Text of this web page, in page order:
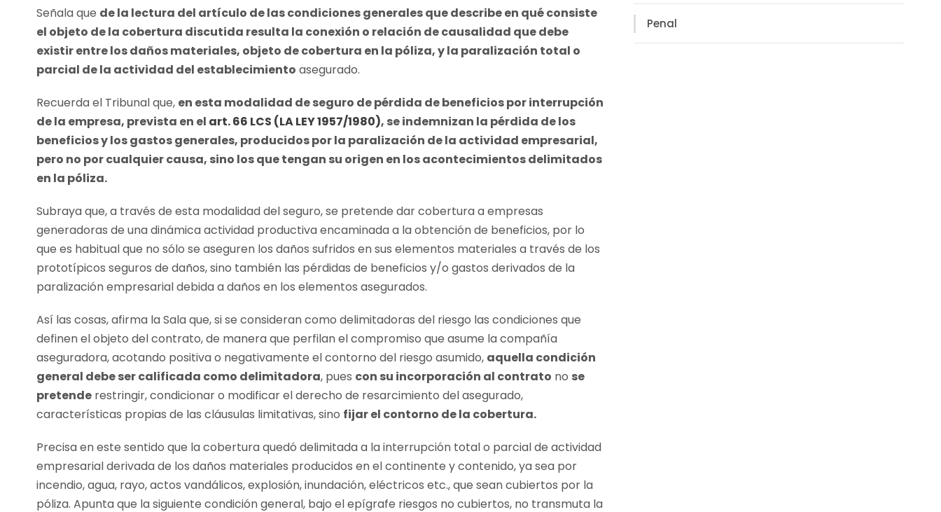
Señala que de la lectura del artículo de las condiciones generales que describe en qué consiste
el objeto de la cobertura discutida resulta la conexión o relación de causalidad que debe
existir entre los daños materiales, objeto de cobertura en la póliza, y la paralización total o
parcial de la actividad del establecimiento asegurado.
Recuerda el Tribunal que, en esta modalidad de seguro de pérdida de beneficios por interrupción
de la empresa, prevista en el art. 66 LCS (LA LEY 1957/1980), se indemnizan la pérdida de los
beneficios y los gastos generales, producidos por la paralización de la actividad empresarial,
pero no por cualquier causa, sino los que tengan su origen en los acontecimientos delimitados
en la póliza.
Subraya que, a través de esta modalidad del seguro, se pretende dar cobertura a empresas
generadoras de una dinámica actividad productiva encaminada a la obtención de beneficios, por lo
que es habitual que no sólo se aseguren los daños sufridos en sus elementos materiales a través de los
prototípicos seguros de daños, sino también las pérdidas de beneficios y/o gastos derivados de la
paralización empresarial debida a daños en los elementos asegurados.
Así las cosas, afirma la Sala que, si se consideran como delimitadoras del riesgo las condiciones que
definen el objeto del contrato, de manera que perfilan el compromiso que asume la compañía
aseguradora, acotando positiva o negativamente el contorno del riesgo asumido, aquella condición
general debe ser calificada como delimitadora, pues con su incorporación al contrato no se
pretende restringir, condicionar o modificar el derecho de resarcimiento del asegurado,
características propias de las cláusulas limitativas, sino fijar el contorno de la cobertura.
Precisa en este sentido que la cobertura quedó delimitada a la interrupción total o parcial de actividad
empresarial derivada de los daños materiales producidos en el continente y contenido, ya sea por
incendio, agua, rayo, actos vandálicos, explosión, inundación, eléctricos etc., que sean cubiertos por la
póliza. Apunta que la siguiente condición general, bajo el epígrafe riesgos no cubiertos, no transmuta la
Penal